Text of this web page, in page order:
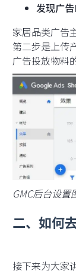
发现广
家居品类广告
第二步是上传
广告投放物料
GMC后台设置
二、如何
接下来为大家